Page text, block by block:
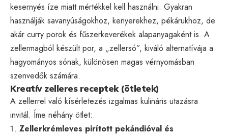
kesernyés íze miatt mértékkel kell használni. Gyakran
használják savanyúságokhoz, kenyerekhez, pékárukhoz, de
akár curry porok és fűszerkeverékek alapanyagaként is. A
zellermagból készült por, a „zellersó”, kiváló alternatívája a
hagyományos sónak, különösen magas vérnyomásban
szenvedők számára.
Kreatív zelleres receptek (ötletek)
A zellerrel való kísérletezés izgalmas kulináris utazásra
invitál. Íme néhány ötlet:
Zellerkrémleves pirított pekándióval és